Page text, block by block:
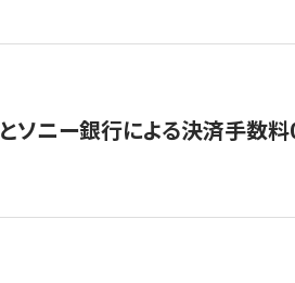
ソニー銀行による決済手数